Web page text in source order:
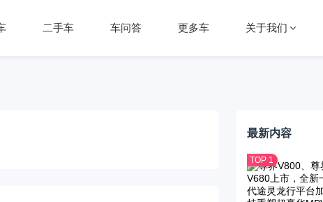
二手车 车问答 更多车 关于我们
最新内容